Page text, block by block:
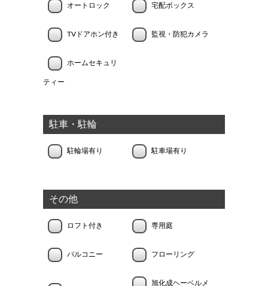
オートロック 宅配ボックス
TVドアホン付き 監視・防犯カメラ
ホームセキュリ
ティー
駐車・駐輪
駐輪場有り 駐車場有り
その他
ロフト付き 専用庭
バルコニー フローリング
旭化成ヘーベルメ